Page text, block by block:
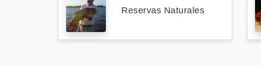
Reservas Naturales